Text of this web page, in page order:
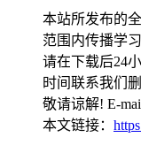
本站所发布的
范围内传播学
请在下载后24
时间联系我们删
敬请谅解! E-
本文链接：